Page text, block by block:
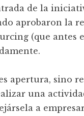
de la
aprobaron la
(que antes
apertura, sino
una
a